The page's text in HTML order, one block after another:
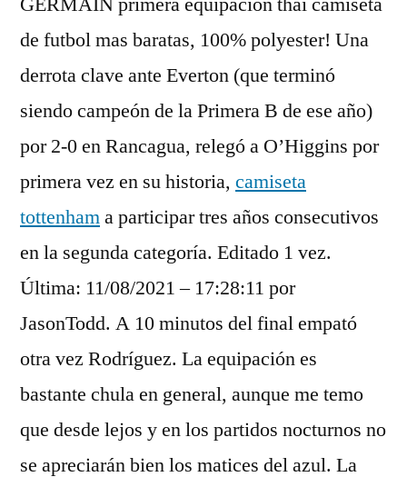
de futbol mas baratas, 100% polyester! Una
derrota clave ante Everton (que terminó
siendo campeón de la Primera B de ese año)
por 2-0 en Rancagua, relegó a O’Higgins por
primera vez en su historia, camiseta
tottenhama participar tres años consecutivos
en la segunda categoría. Editado 1 vez.
Última: 11/08/2021 – 17:28:11 por
JasonTodd. A 10 minutos del final empató
otra vez Rodríguez. La equipación es
bastante chula en general, aunque me temo
que desde lejos y en los partidos nocturnos no
se apreciarán bien los matices del azul. La